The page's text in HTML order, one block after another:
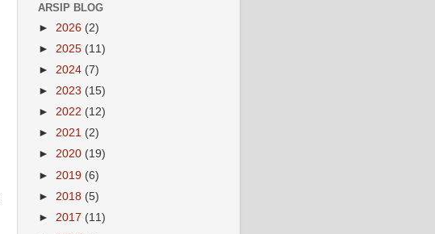
ARSIP BLOG
► 2026 (2)
► 2025 (11)
► 2024 (7)
► 2023 (15)
► 2022 (12)
► 2021 (2)
► 2020 (19)
► 2019 (6)
► 2018 (5)
► 2017 (11)